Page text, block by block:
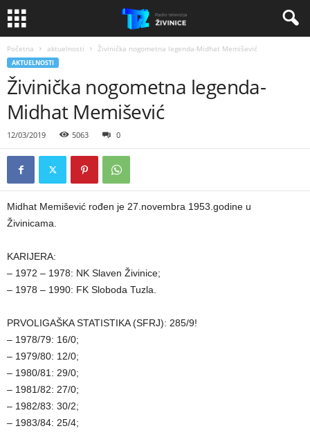
Početna aktuelnosti Živinička nogometna legenda-Midhat Memišević
AKTUELNOSTI
Živinička nogometna legenda-
Midhat Memišević
12/03/2019 5063 0
Midhat Memišević rođen je 27.novembra 1953.godine u
Živinicama.
KARIJERA:
– 1972 – 1978: NK Slaven Živinice;
– 1978 – 1990: FK Sloboda Tuzla.
PRVOLIGAŠKA STATISTIKA (SFRJ): 285/9!
– 1978/79: 16/0;
– 1979/80: 12/0;
– 1980/81: 29/0;
– 1981/82: 27/0;
– 1982/83: 30/2;
– 1983/84: 25/4;